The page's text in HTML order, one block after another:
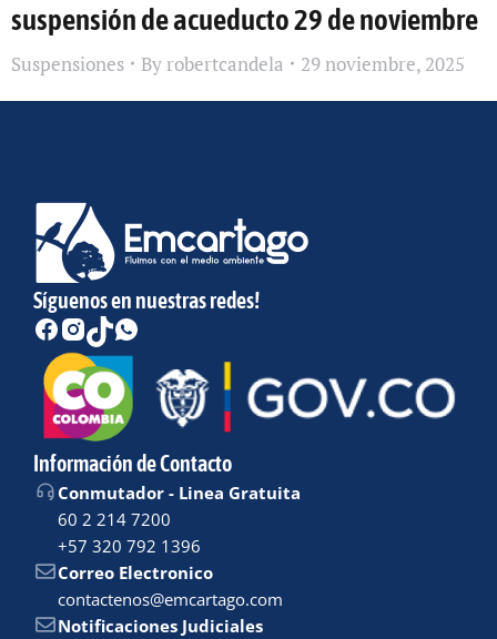
suspensión de acueducto 29 de noviembre
Suspensiones By robertcandela 29 noviembre, 2025
Síguenos en nuestras redes!
Información de Contacto
Conmutador - Linea Gratuita
60 2 214 7200
+57 320 792 1396
Correo Electronico
contactenos@emcartago.com
Notificaciones Judiciales